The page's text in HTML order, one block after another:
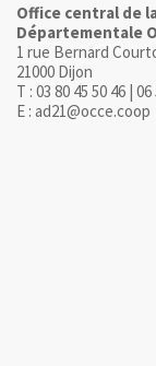
Office central de
Départementale
1 rue Bernard
21000 Dijon
T : 03 80 45 50 46 |
E : ad21@occe.coop